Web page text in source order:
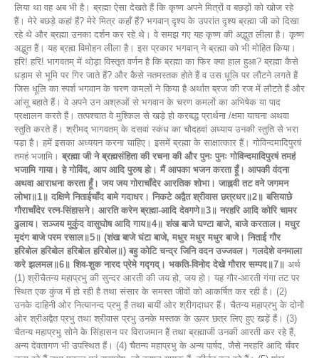
लिया था वह अब भी है। ब्रह्मा ऐसा देखते हैं कि कृष्ण अपने मित्रों व बछड़ों को खोज रहे
हैं। मेरे बछड़े कहां हैं? मेरे मित्र कहाँ हैं? भगवान् दृश्य के उपरांत दृश्य ब्रह्मा जी को दिखा
रहे थे और ब्रह्मा उनका दर्शन कर रहे थे। वे समझ गए यह कृष्ण की अद्भुत लीला है। कृष्ण
अद्भुत हैं। यह ब्रह्म विमोहन लीला है। इस प्रकार भगवान् ने ब्रह्मा को भी मोहित किया।
हरि! हरि! भागवतम् में थोड़ा विस्तृत वर्णन है कि ब्रह्मा का फिर क्या हाल हुआ? ब्रह्मा कैसे
धड़ाम से भूमि पर गिर जाते हैं? और कैसे नतमस्तक होते हैं व उस धूलि पर लौटने लगते हैं
जिस धूलि का स्पर्श भगवान के चरण कमलों ने किया है अर्थात ब्रज की रज में लौटते हैं और
आंसू बहाते हैं। वे अपने उन अश्रुओं से भगवान के चरण कमलों का अभिषेक या पाद
प्रक्षालन करते हैं। तत्पश्चात वे मुश्किल से खड़े हो करबद्ध प्रार्थना /क्षमा याचना अथवा
स्तुति करते हैं। श्रीमद् भागवतम् के दसवां स्कंध का चौदहवां अध्याय उनकी स्तुति से भरा
पड़ा है। हमें इसका अध्ययन करना चाहिए। इसमें ब्रह्मा के साक्षात्कार हैं। गोविन्दमादिपुरषं
तमहं भजामि। ब्रह्मा जी ने ब्रह्मसंहिता की रचना की और पुनः पुनः गोविन्दमादिपुरषं तमहं
भजामि गाया। हे गोविंद, आप आदि पुरुष हो। मैं आपका भजन करता हूँ। आपकी वंदना
अथवा आराधना करता हूँ। जय जय गोराचाँदेर आरतिक शोभा। जाह्नवी तट वने जगमन
लोभा॥1॥ दक्षिणे निताईचाँद बामे गदाधर। निकटे अद्वैत श्रीवास छत्रधर॥2॥ बसियाछे
गौराचाँदेर रत्न-सिंहासने। आरति करेन ब्रह्मा-आदि देवगणे॥3॥ नरहरि आदि कोरि चामर
ढुलाय। सञ्जय मुकुंद वासुघोष आदि गाय॥4॥ शंख बाजे घण्टा बाजे, बाजे करताल। मधुर
मृदंग बाजे परम रसाल॥5॥ (शंख बाजे घंटा बाजे, मधुर मधुर मधुर बाजे। निताई गौर
हरिबोल हरिबोल हरिबोल हरिबोल॥) बहु कोटि चन्द्र जिनि वदन उज्जवल। गलदेशे वनमाला
करे झलमल॥6॥ शिव-शुक नारद प्रेमे गद्गद्। भकति-विनोद देखे गौरार सम्पद॥7॥ अर्थ
(1) श्रीचैतन्य महाप्रभु की सुन्दर आरती की जय हो, जय हो। यह गौर-आरती गंगा तट पर
स्थित एक कुंज में हो रही है तथा संसार के समस्त जीवों को आकर्षित कर रही है। (2)
उनके दाहिनी ओर नित्यानन्द प्रभु हैं तथा बायीं ओर श्रीगदाधर हैं। चैतन्य महाप्रभु के दोनों
ओर श्रीअद्वैत प्रभु तथा श्रीवास प्रभु उनके मस्तक के ऊपर छत्र लिए हुए खड़ें हैं। (3)
चैतन्य महाप्रभु सोने के सिंहासन पर विराजमान हैं तथा ब्रह्माजी उनकी आरती कर रहे हैं,
अन्य देवतागण भी उपस्थित हैं। (4) चैतन्य महाप्रभु के अन्य पार्षद, जैसे नरहरि आदि चँवर